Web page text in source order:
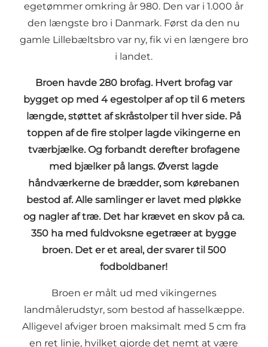
egetømmer omkring år 980. Den var i 1.000 år
den længste bro i Danmark. Først da den nu
gamle Lillebæltsbro var ny, fik vi en længere bro
i landet.
Broen havde 280 brofag. Hvert brofag var
bygget op med 4 egestolper af op til 6 meters
længde, støttet af skråstolper til hver side. På
toppen af de fire stolper lagde vikingerne en
tværbjælke. Og forbandt derefter brofagene
med bjælker på langs. Øverst lagde
håndværkerne de brædder, som kørebanen
bestod af. Alle samlinger er lavet med pløkke
og nagler af træ. Det har krævet en skov på ca.
350 ha med fuldvoksne egetræer at bygge
broen. Det er et areal, der svarer til 500
fodboldbaner!
Broen er målt ud med vikingernes
landmålerudstyr, som bestod af hasselkæppe.
Alligevel afviger broen maksimalt med 5 cm fra
en ret linje, hvilket gjorde det nemt at være